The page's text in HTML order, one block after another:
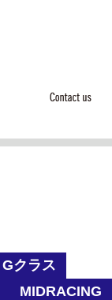
Gクラス
MIDRACING